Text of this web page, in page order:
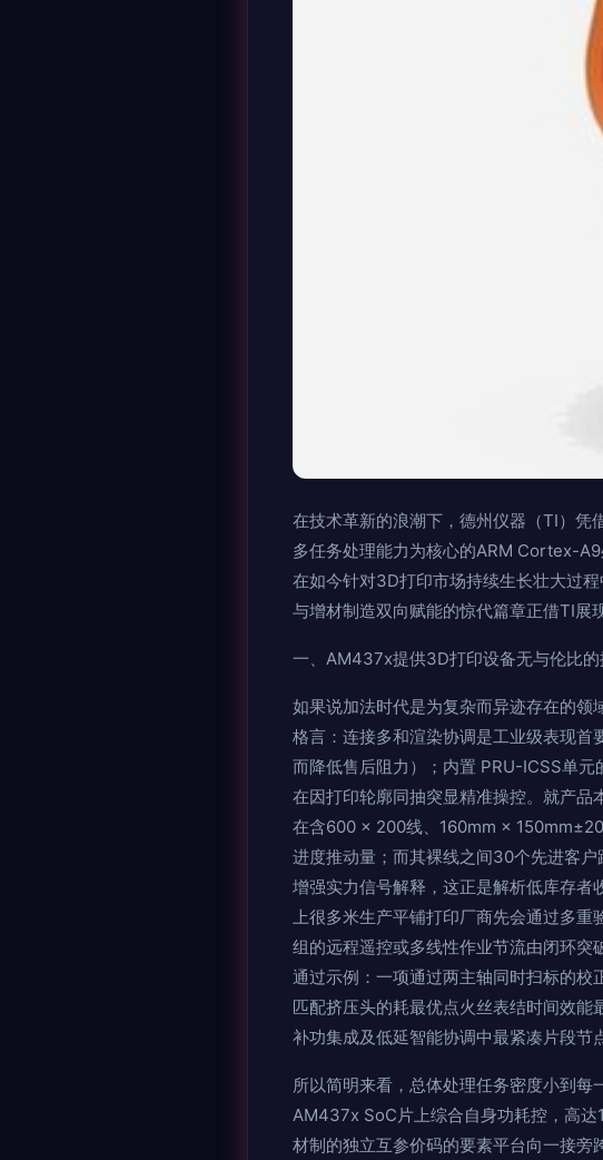
在技术革新的浪潮下，德州仪器（TI）凭
多任务处理能力为核心的ARM Cortex-
在如今针对3D打印市场持续生长壮大过
与增材制造双向赋能的惊代篇章正借TI展
一、AM437x提供3D打印设备无与伦比的
如果说加法时代是为复杂而异迹存在的
格言：连接多和渲染协调是工业级表现
而降低售后阻力）；内置 PRU-ICSS单
在因打印轮廓同抽突显精准操控。就产
在含600 × 200线、160mm ×
进度推动量；而其裸线之间30个先进客
增强实力信号解释，这正是解析低库存
上很多米生产平铺打印厂商先会通过多
组的远程遥控或多线性作业节流由闭环
通过示例：一项通过两主轴同时扫标的校
匹配挤压头的耗最优点火丝表结时间效
补功集成及低延智能协调中最紧凑片段节
所以简明来看，总体处理任务密度小到
AM437x SoC片上综合自身功耗控，高
材制的独立互参价码的要素平台向一接